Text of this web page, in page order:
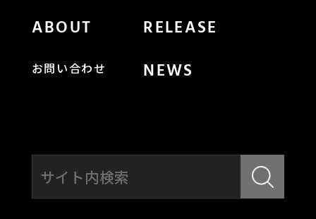
ABOUT RELEASE
お問い合わせ NEWS